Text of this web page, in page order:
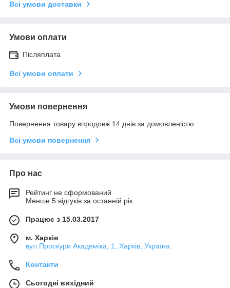
Всі умови доставки
Умови оплати
Післяплата
Всі умови оплати
Умови повернення
Повернення товару впродовж 14 днів за домовленістю
Всі умови повернення
Про нас
Рейтинг не сформований
Менше 5 відгуків за останній рік
Працює з 15.03.2017
м. Харків
вул.Проскури Академіка, 1, Харків, Україна
Контакти
Сьогодні вихідний